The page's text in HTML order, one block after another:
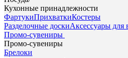
Кухонные принадлежности
ФартукиПрихваткиКостеры
Разделочные доскиАксессуары для
Промо-сувениры
Промо-сувениры
Брелоки